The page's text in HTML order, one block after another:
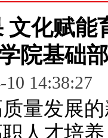
文化赋
院基础
10
发展的
人才培